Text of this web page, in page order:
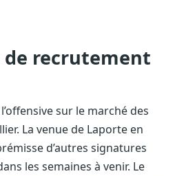
de recrutement
sur le marché des
La venue de Laporte en
d’autres signatures
les semaines à venir. Le